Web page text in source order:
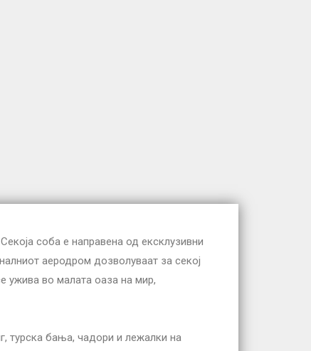
соба е направена од ексклузивни
аеродром дозволуваат за секој
ужива во малата оаза на мир,
турска бања, чадори и лежалки на